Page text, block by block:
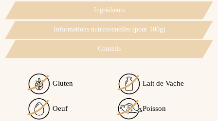
Ingrédients
Informations nutritionnelles (pour 100g)
Conseils
Gluten Lait de Vache
Oeuf Poisson